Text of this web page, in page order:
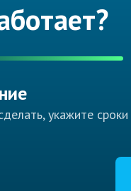
укажите сроки